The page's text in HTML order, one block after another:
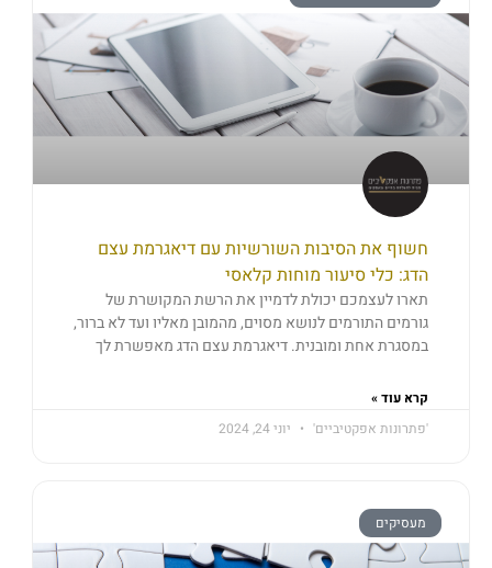
חשוף את הסיבות השורשיות עם דיאגרמת עצם
הדג: כלי סיעור מוחות קלאסי
תארו לעצמכם יכולת לדמיין את הרשת המקושרת של
גורמים התורמים לנושא מסוים, מהמובן מאליו ועד לא ברור,
במסגרת אחת ומובנית. דיאגרמת עצם הדג מאפשרת לך
קרא עוד »
'פתרונות אפקטיביים'
יוני 24, 2024
מעסיקים